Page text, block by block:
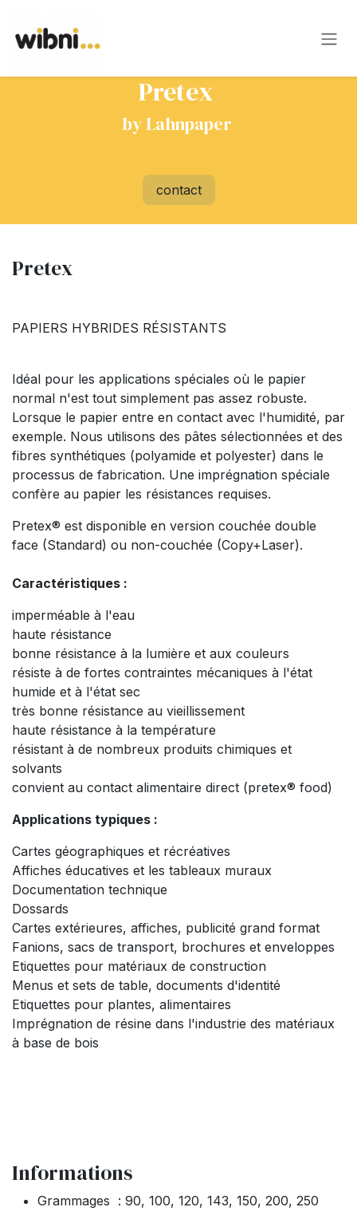
Pretex
by Lahnpaper
contact
Pretex
PAPIERS HYBRIDES RÉSISTANTS
Idéal pour les applications spéciales où le papier
normal n'est tout simplement pas assez robuste.
Lorsque le papier entre en contact avec l'humidité, par
exemple. Nous utilisons des pâtes sélectionnées et des
fibres synthétiques (polyamide et polyester) dans le
processus de fabrication. Une imprégnation spéciale
confère au papier les résistances requises.
Pretex® est disponible en version couchée double
face (Standard) ou non-couchée (Copy+Laser).
Caractéristiques :
imperméable à l'eau
haute résistance
bonne résistance à la lumière et aux couleurs
résiste à de fortes contraintes mécaniques à l'état
humide et à l'état sec
très bonne résistance au vieillissement
haute résistance à la température
résistant à de nombreux produits chimiques et
solvants
convient au contact alimentaire direct (pretex® food)
Applications typiques :
Cartes géographiques et récréatives
Affiches éducatives et les tableaux muraux
Documentation technique
Dossards
Cartes extérieures, affiches, publicité grand format
Fanions, sacs de transport, brochures et enveloppes
Etiquettes pour matériaux de construction
Menus et sets de table, documents d'identité
Etiquettes pour plantes, alimentaires
Imprégnation de résine dans l'industrie des matériaux
à base de bois
Informations
Grammages : 90, 100, 120, 143, 150, 200, 250